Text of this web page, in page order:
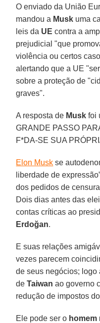
O enviado da União
mandou a Musk uma
leis da UE contra a
prejudicial "que
violência ou certos
alertando que a UE
sobre a proteção de
graves".
A resposta de Musk foi
GRANDE PASSO
F*DA-SE SUA
Elon Musk se
liberdade de
dos pedidos de
Dois dias antes das
contas críticas ao
Erdoğan.
E suas relações
vezes parecem
de seus negócios; logo
deTaiwan ao governo
redução de impostos
Ele pode ser o